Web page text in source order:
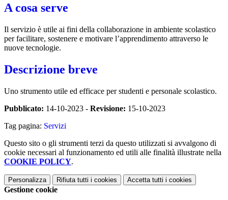
A cosa serve
Il servizio è utile ai fini della collaborazione in ambiente scolastico
per facilitare, sostenere e motivare l’apprendimento attraverso le
nuove tecnologie.
Descrizione breve
Uno strumento utile ed efficace per studenti e personale scolastico.
Pubblicato: 14-10-2023 - Revisione: 15-10-2023
Tag pagina: Servizi
Questo sito o gli strumenti terzi da questo utilizzati si avvalgono di
cookie necessari al funzionamento ed utili alle finalità illustrate nella
COOKIE POLICY.
Personalizza Rifiuta tutti i cookies Accetta tutti i cookies
Gestione cookie